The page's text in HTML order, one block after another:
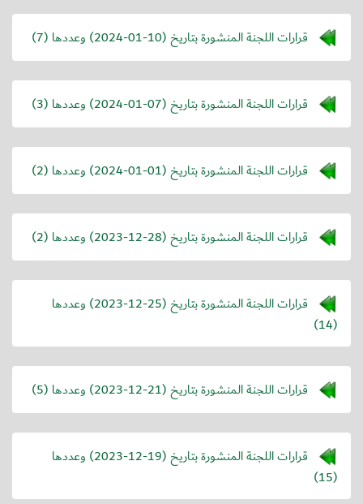
قرارات اللجنة المنشورة بتاريخ (2024-01-10) وعددها (7)
قرارات اللجنة المنشورة بتاريخ (2024-01-07) وعددها (3)
قرارات اللجنة المنشورة بتاريخ (2024-01-01) وعددها (2)
قرارات اللجنة المنشورة بتاريخ (2023-12-28) وعددها (2)
قرارات اللجنة المنشورة بتاريخ (2023-12-25) وعددها
(14)
قرارات اللجنة المنشورة بتاريخ (2023-12-21) وعددها (5)
قرارات اللجنة المنشورة بتاريخ (2023-12-19) وعددها
(15)